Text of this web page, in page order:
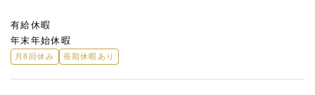
有給休暇
年末年始休暇
月8回休み 長期休暇あり